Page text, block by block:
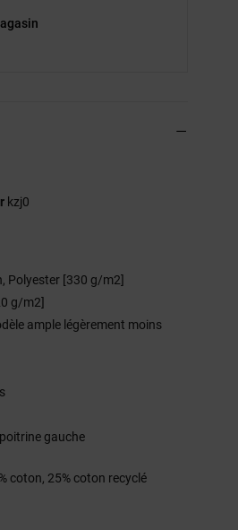
kzj0
Polyester [330 g/m2]
g/m2]
ample légèrement moins
gauche
coton, 25% coton recyclé